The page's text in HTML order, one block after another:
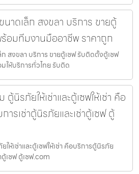
าดเล็ก สงขลา บริการ ขายตู้
อมทีมงานมืออาชีพ ราคาถูก
สงขลา บริการ ขายตู้เซฟ รับติดตั้งตู้เซฟ
ให้บริการทั่วไทย รับติด
นิรภัยให้เช่าและตู้เซฟให้เช่า คือ
รเช่าตู้นิรภัยและเช่าตู้เซฟ ตู้
ห้เช่าและตู้เซฟให้เช่า คือบริการตู้นิรภัย
ตู้เซฟ ตู้เซฟ.com